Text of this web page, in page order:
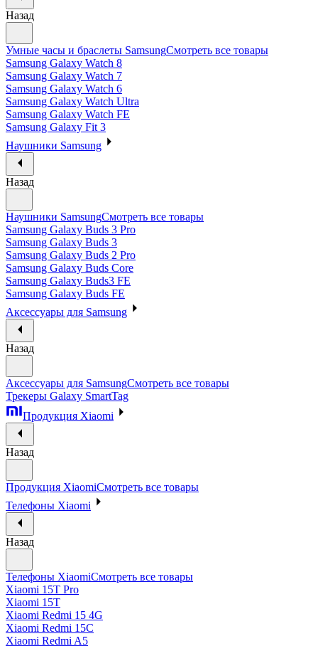
Назад
Умные часы и браслеты SamsungСмотреть все товары
Samsung Galaxy Watch 8
Samsung Galaxy Watch 7
Samsung Galaxy Watch 6
Samsung Galaxy Watch Ultra
Samsung Galaxy Watch FE
Samsung Galaxy Fit 3
Наушники Samsung
Назад
Наушники SamsungСмотреть все товары
Samsung Galaxy Buds 3 Pro
Samsung Galaxy Buds 3
Samsung Galaxy Buds 2 Pro
Samsung Galaxy Buds Core
Samsung Galaxy Buds3 FE
Samsung Galaxy Buds FE
Аксессуары для Samsung
Назад
Аксессуары для SamsungСмотреть все товары
Трекеры Galaxy SmartTag
Продукция Xiaomi
Назад
Продукция XiaomiСмотреть все товары
Телефоны Xiaomi
Назад
Телефоны XiaomiСмотреть все товары
Xiaomi 15T Pro
Xiaomi 15T
Xiaomi Redmi 15 4G
Xiaomi Redmi 15C
Xiaomi Redmi A5